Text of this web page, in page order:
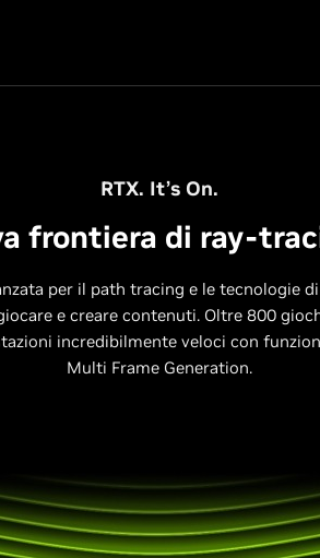
RTX. It’s On.
frontiera di ray-
per il path tracing e le tecnologie
e creare contenuti. Oltre 800
incredibilmente veloci con
Multi Frame Generation.